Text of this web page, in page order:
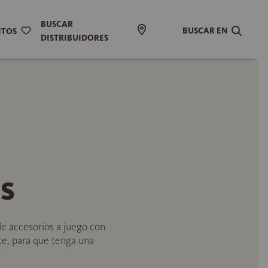
BUSCAR
DISTRIBUIDORES
BUSCAR EN
accesorios a juego con
para que tenga una